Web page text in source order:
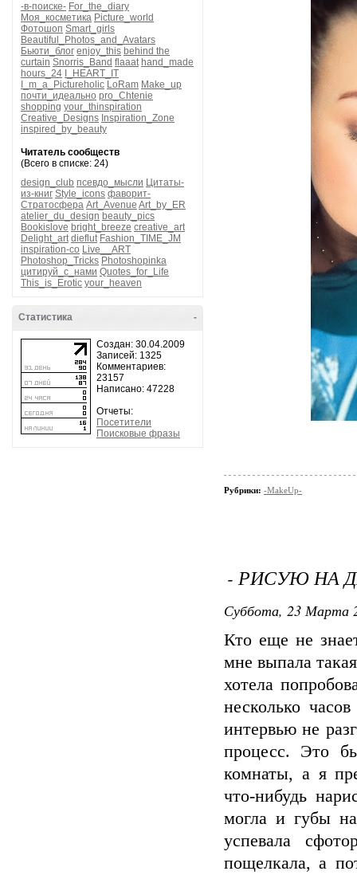
-в-поиске- For_the_diary
Моя_косметика Picture_world
Фотошоп Smart_girls
Beautiful_Photos_and_Avatars
Бьюти_блог enjoy_this behind the
curtain Snorris_Band flaaat hand_made
hours_24
I_HEART_IT
I_m_a_Pictureholic LoRam Make_up
почти_идеально pro_Chtenie
shopping your_thinspiration
Creative_Designs Inspiration_Zone
inspired_by_beauty
Читатель сообществ
(Всего в списке: 24)
design_club псевдо_мысли Цитаты-
из-книг Style_icons фаворит-
Стратосфера Art_Avenue Art_by_ER
atelier_du_design beauty_pics
Bookislove bright_breeze creative_art
Delight_art dieflut Fashion_TIME_JM
inspiration-co Live__ART
Photoshop_Tricks Photoshopinka
цитируй_с_нами Quotes_for_Life
This_is_Erotic your_heaven
-
Статистика
Создан: 30.04.2009
Записей: 1325
Комментариев:
23157
Написано: 47228
Отчеты:
Посетители
Поисковые фразы
Рубрики: -MakeUp-
- РИСУЮ НА
Суббота, 23 Марта
Кто еще не
мне выпала
хотела
несколько
интервью не
процесс. Это
комнаты, а я
что-нибудь
могла и губы
успевала
пощелкала, а